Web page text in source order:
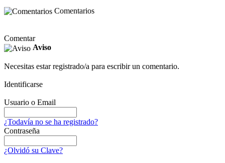
Comentarios
Comentar
Aviso
Necesitas estar registrado/a para escribir un comentario.
Identificarse
Usuario o Email
¿Todavía no se ha registrado?
Contraseña
¿Olvidó su Clave?